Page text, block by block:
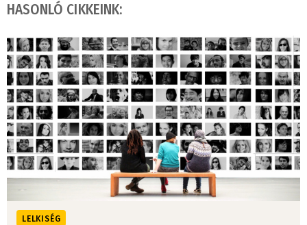
HASONLÓ CIKKEINK:
LELKISÉG